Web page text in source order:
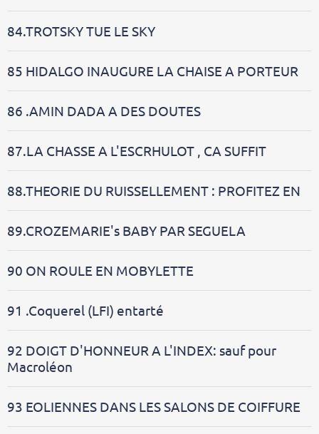
84.TROTSKY TUE LE SKY
85 HIDALGO INAUGURE LA CHAISE A PORTEUR
86 .AMIN DADA A DES DOUTES
87.LA CHASSE A L'ESCRHULOT , CA SUFFIT
88.THEORIE DU RUISSELLEMENT : PROFITEZ EN
89.CROZEMARIE's BABY PAR SEGUELA
90 ON ROULE EN MOBYLETTE
91 .Coquerel (LFI) entarté
92 DOIGT D'HONNEUR A L'INDEX: sauf pour
Macroléon
93 EOLIENNES DANS LES SALONS DE COIFFURE